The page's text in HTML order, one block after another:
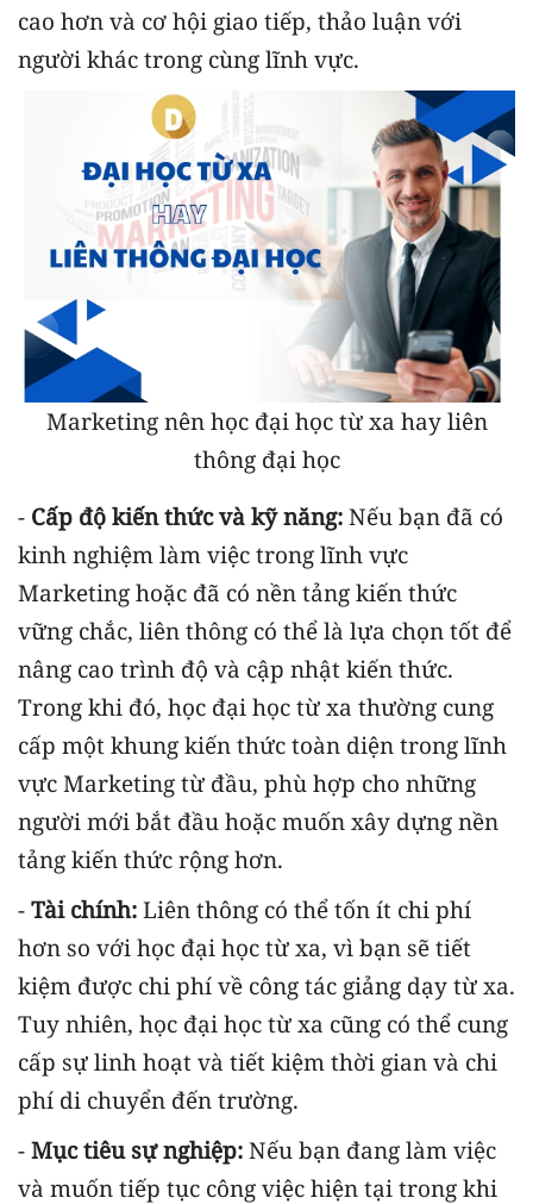
cao hơn và cơ hội giao tiếp, thảo luận với
người khác trong cùng lĩnh vực.
Marketing nên học đại học từ xa hay liên
thông đại học
- Cấp độ kiến thức và kỹ năng: Nếu bạn đã có
kinh nghiệm làm việc trong lĩnh vực
Marketing hoặc đã có nền tảng kiến thức
vững chắc, liên thông có thể là lựa chọn tốt để
nâng cao trình độ và cập nhật kiến thức.
Trong khi đó, học đại học từ xa thường cung
cấp một khung kiến thức toàn diện trong lĩnh
vực Marketing từ đầu, phù hợp cho những
người mới bắt đầu hoặc muốn xây dựng nền
tảng kiến thức rộng hơn.
- Tài chính: Liên thông có thể tốn ít chi phí
hơn so với học đại học từ xa, vì bạn sẽ tiết
kiệm được chi phí về công tác giảng dạy từ xa.
Tuy nhiên, học đại học từ xa cũng có thể cung
cấp sự linh hoạt và tiết kiệm thời gian và chi
phí di chuyển đến trường.
- Mục tiêu sự nghiệp: Nếu bạn đang làm việc
và muốn tiếp tục công việc hiện tại trong khi